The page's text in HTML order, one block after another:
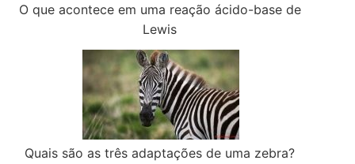
O que acontece em uma reação ácido-base de
Lewis
Quais são as três adaptações de uma zebra?